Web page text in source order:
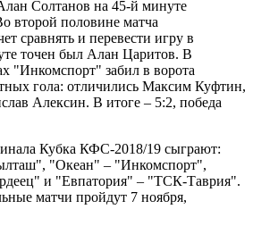
Солтанов на 45-й минуте
второй половине матча
сравнять и перевести игру в
точен был Алан Царитов. В
"Инкомспорт" забил в ворота
гола: отличились Максим Куфтин,
Алексин. В итоге – 5:2, победа
Кубка КФС-2018/19 сыграют:
"Океан" – "Инкомспорт",
и "Евпатория" – "ТСК-Таврия".
матчи пройдут 7 ноября,